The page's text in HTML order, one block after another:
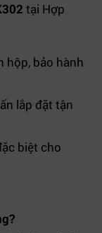
tại Hợp
hộp, bảo hành
lắp đặt tận
biệt cho